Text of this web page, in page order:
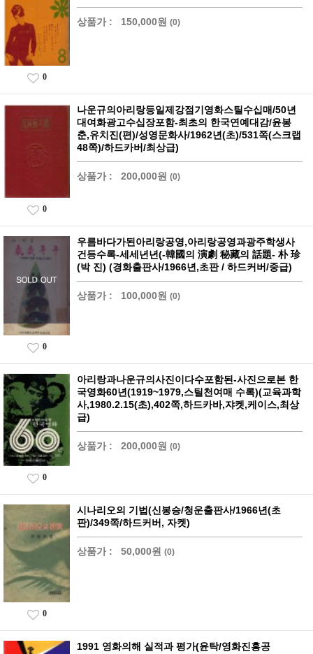
상품가 : 150,000원 (0)
0
나운규의아리랑등일제강점기영화스틸수십매/50년
대여화광고수십장포함-최초의 한국연예대감/윤봉
춘,유치진(편)/성영문화사/1962년(초)/531쪽(스크랩
48쪽)/하드카버/최상급)
상품가 : 200,000원 (0)
0
우름바다가된아리랑공영,아리랑공영과광주학생사
건등수록-세세년년(-韓國의 演劇 秘藏의 話題- 朴 珍
(박 진) (경화출판사/1966년,초판 / 하드커버/중급)
상품가 : 100,000원 (0)
0
아리랑과나운규의사진이다수포함된-사진으로본 한
국영화60년(1919~1979,스틸천여매 수록)(교육과학
사,1980.2.15(초),402쪽,하드카바,쟈켓,케이스,최상
급)
상품가 : 200,000원 (0)
0
시나리오의 기법(신봉승/청운출판사/1966년(초
판)/349쪽/하드커버, 자켓)
상품가 : 50,000원 (0)
0
1991 영화의해 실적과 평가(윤탁/영화진흥공